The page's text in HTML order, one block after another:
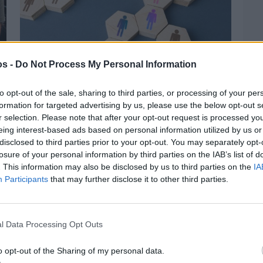
- Do Not Process My Personal Information
opt-out of the sale, sharing to third parties, or processing of your
for targeted advertising by us, please use the below opt-out
selection. Please note that after your opt-out request is processed
interest-based ads based on personal information utilized by us
to third parties prior to your opt-out. You may separately
of your personal information by third parties on the IAB’s list of
This information may also be disclosed by us to third parties on the
Participants that may further disclose it to other third parties.
Data Processing Opt Outs
opt-out of the Sharing of my personal data.
Πριν 4 ημέρες
«κόκκινο»